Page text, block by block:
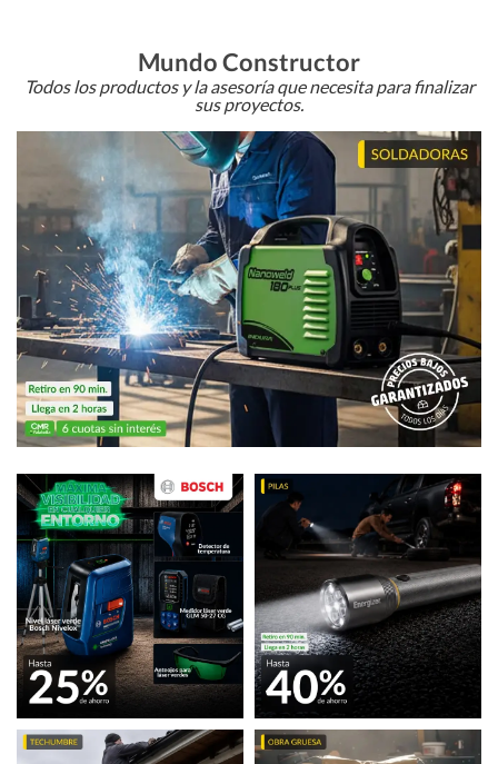
Mundo Constructor
Todos los productos y la asesoría que necesita para finalizar
sus proyectos.